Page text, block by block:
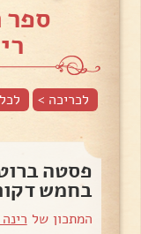
ספר
לכריכה >
פסטה
בחמש
המתכון של